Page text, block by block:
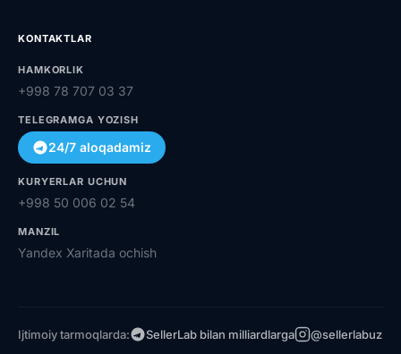
KONTAKTLAR
HAMKORLIK
+998 78 707 03 37
TELEGRAMGA YOZISH
24/7 aloqadamiz
KURYERLAR UCHUN
+998 50 006 02 54
MANZIL
Yandex Xaritada ochish
Ijtimoiy tarmoqlarda: SellerLab bilan milliardlarga @sellerlabuz